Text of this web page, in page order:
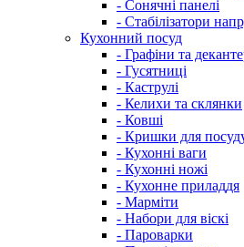
- Сонячні панелі
- Стабілізатори
Кухонний посуд
- Графіни та
- Гусятниці
- Каструлі
- Келихи та склянки
- Ковші
- Кришки для
- Кухонні ваги
- Кухонні ножі
- Кухонне приладдя
- Марміти
- Набори для віскі
- Пароварки